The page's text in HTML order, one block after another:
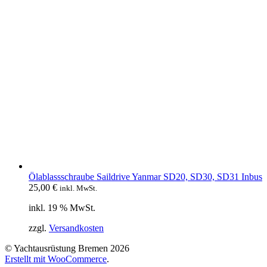
Ölablassschraube Saildrive Yanmar SD20, SD30, SD31 Inbus
25,00 € inkl. MwSt.
inkl. 19 % MwSt.
zzgl. Versandkosten
© Yachtausrüstung Bremen 2026
Erstellt mit WooCommerce.